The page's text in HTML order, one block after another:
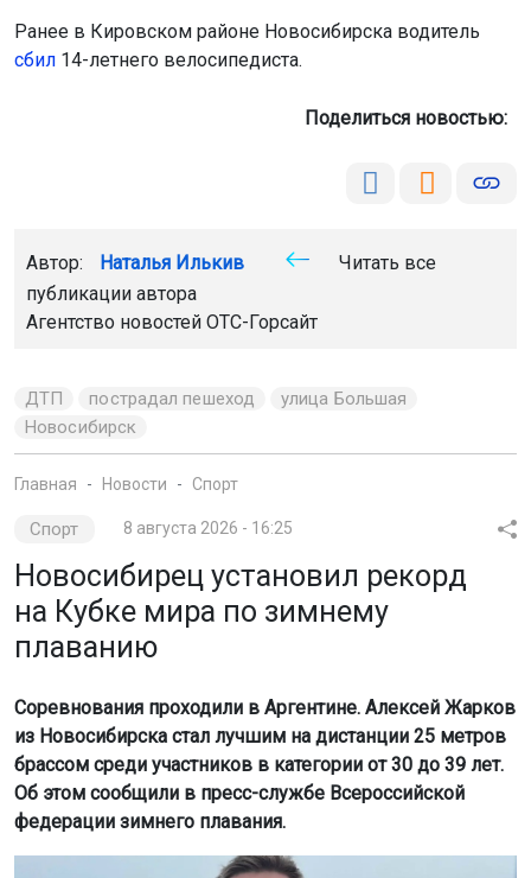
Ранее в Кировском районе Новосибирска водитель
сбил 14-летнего велосипедиста.
Поделиться новостью:
Автор: Наталья Илькив
Читать все
публикации автора
Агентство новостей ОТС-Горсайт
ДТП пострадал пешеход
улица Большая
Новосибирск
Главная Новости Спорт
Спорт 8 августа 2026 - 16:25
Новосибирец установил рекорд
на Кубке мира по зимнему
плаванию
Соревнования проходили в Аргентине. Алексей Жарков
из Новосибирска стал лучшим на дистанции 25 метров
брассом среди участников в категории от 30 до 39 лет.
Об этом сообщили в пресс-службе Всероссийской
федерации зимнего плавания.